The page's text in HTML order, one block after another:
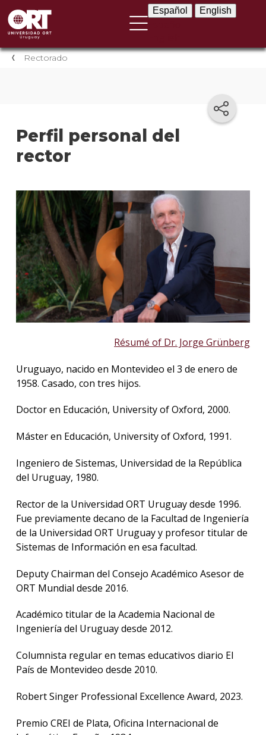
Español English
Rectorado
Perfil personal del
rector
Résumé of Dr. Jorge Grünberg
Uruguayo, nacido en Montevideo el 3 de enero de
1958. Casado, con tres hijos.
Doctor en Educación, University of Oxford, 2000.
Máster en Educación, University of Oxford, 1991.
Ingeniero de Sistemas, Universidad de la República
del Uruguay, 1980.
Rector de la Universidad ORT Uruguay desde 1996.
Fue previamente decano de la Facultad de Ingeniería
de la Universidad ORT Uruguay y profesor titular de
Sistemas de Información en esa facultad.
Deputy Chairman del Consejo Académico Asesor de
ORT Mundial desde 2016.
Académico titular de la Academia Nacional de
Ingeniería del Uruguay desde 2012.
Columnista regular en temas educativos diario El
País de Montevideo desde 2010.
Robert Singer Professional Excellence Award, 2023.
Premio CREI de Plata, Oficina Internacional de